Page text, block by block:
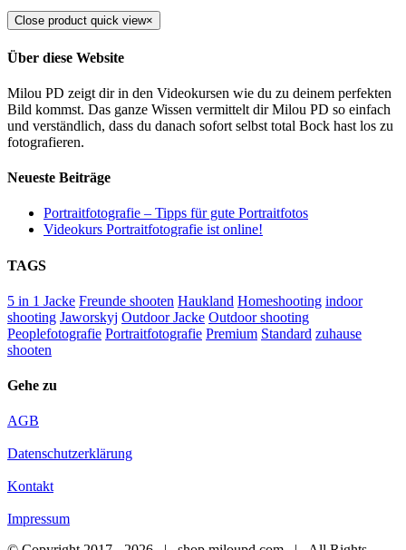
Close product quick view×
Über diese Website
Milou PD zeigt dir in den Videokursen wie du zu deinem perfekten
Bild kommst. Das ganze Wissen vermittelt dir Milou PD so einfach
und verständlich, dass du danach sofort selbst total Bock hast los zu
fotografieren.
Neueste Beiträge
Portraitfotografie – Tipps für gute Portraitfotos​
Videokurs Portraitfotografie ist online!
TAGS
5 in 1 Jacke Freunde shooten Haukland Homeshooting indoor
shooting Jaworskyj Outdoor Jacke Outdoor shooting
Peoplefotografie Portraitfotografie Premium Standard zuhause
shooten
Gehe zu
AGB
Datenschutzerklärung
Kontakt
Impressum